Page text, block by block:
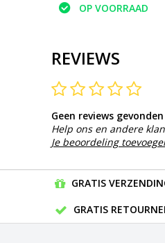
OP VOORRAAD
REVIEWS
Geen reviews gevonden
Help ons en andere
Je beoordeling
GRATIS
GRATIS